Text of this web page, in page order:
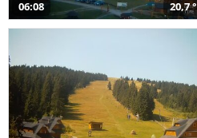
06:08 20,7